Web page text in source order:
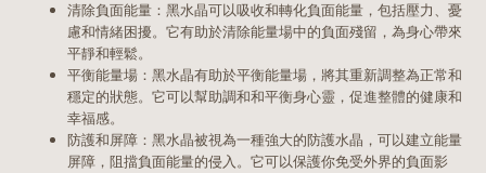
清除負面能量：黑水晶可以吸收和轉化負面能量，包括壓力、憂
慮和情緒困擾。它有助於清除能量場中的負面殘留，為身心帶來
平靜和輕鬆。
平衡能量場：黑水晶有助於平衡能量場，將其重新調整為正常和
穩定的狀態。它可以幫助調和和平衡身心靈，促進整體的健康和
幸福感。
防護和屏障：黑水晶被視為一種強大的防護水晶，可以建立能量
屏障，阻擋負面能量的侵入。它可以保護你免受外界的負面影